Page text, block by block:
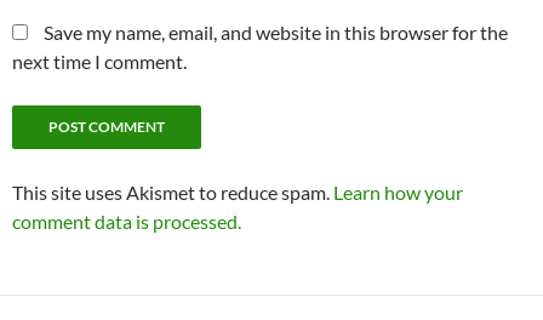
Save my name, email, and website in this browser for the
next time I comment.
This site uses Akismet to reduce spam. Learn how your
comment data is processed.